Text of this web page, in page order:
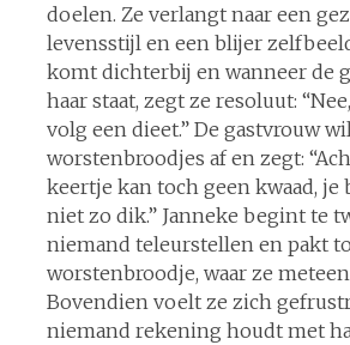
doelen. Ze verlangt naar een
levensstijl en een blijer
komt dichterbij en wanneer de
haar staat, zegt ze resoluut:
volg een dieet.” De gastvrouw
worstenbroodjes af en zegt:
keertje kan toch geen kwaad, je
niet zo dik.” Janneke begint te
niemand teleurstellen en pakt
worstenbroodje, waar ze
Bovendien voelt ze zich
niemand rekening houdt met